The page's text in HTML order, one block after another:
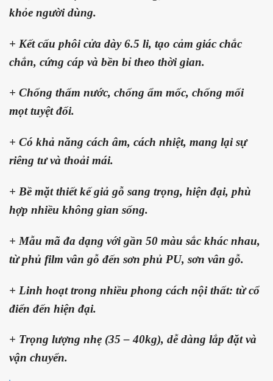
khỏe người dùng.
+ Kết cấu phôi cửa dày 6.5 li, tạo cảm giác chắc
chắn, cứng cáp và bền bỉ theo thời gian.
+ Chống thấm nước, chống ẩm mốc, chống mối
mọt tuyệt đối.
+ Có khả năng cách âm, cách nhiệt, mang lại sự
riêng tư và thoải mái.
+ Bề mặt thiết kế giả gỗ sang trọng, hiện đại, phù
hợp nhiều không gian sống.
+ Mẫu mã đa dạng với gần 50 màu sắc khác nhau,
từ phủ film vân gỗ đến sơn phủ PU, sơn vân gỗ.
+ Linh hoạt trong nhiều phong cách nội thất: từ cổ
điển đến hiện đại.
+ Trọng lượng nhẹ (35 – 40kg), dễ dàng lắp đặt và
vận chuyển.